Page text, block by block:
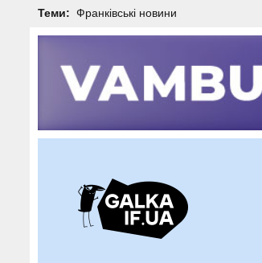
Теми: Франківські новини